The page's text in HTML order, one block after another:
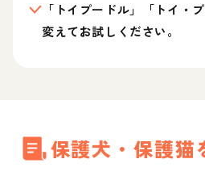
「トイプードル」「トイ・
変えてお試しください。
保護犬・保護猫